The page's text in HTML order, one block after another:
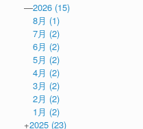
—2026 (15)
8月 (1)
7月 (2)
6月 (2)
5月 (2)
4月 (2)
3月 (2)
2月 (2)
1月 (2)
+2025 (23)